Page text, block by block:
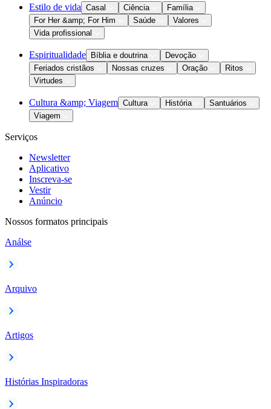
Estilo de vida Casal Ciência
Família
For Her &amp; For Him
Saúde
Valores
Vida profissional
Espiritualidade Bíblia e doutrina
Devoção
Feriados cristãos
Nossas cruzes Oração
Ritos
Virtudes
Cultura &amp; Viagem Cultura História
Santuários
Viagem
Serviços
Newsletter
Aplicativo
Inscreva-se
Vestir
Anúncio
Nossos formatos principais
Análse
Arquivo
Artigos
Histórias Inspiradoras